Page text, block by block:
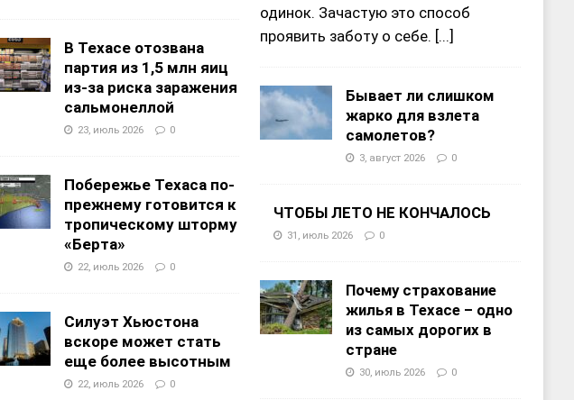
В Техасе отозвана
партия из 1,5 млн яиц
из-за риска заражения
сальмонеллой
23, июль 2026 0
Побережье Техаса по-
прежнему готовится к
тропическому шторму
«Берта»
22, июль 2026 0
Силуэт Хьюстона
вскоре может стать
еще более высотным
22, июль 2026 0
одинок. Зачастую это способ
проявить заботу о себе. [...]
Бывает ли слишком
жарко для взлета
самолетов?
3, август 2026 0
ЧТОБЫ ЛЕТО НЕ КОНЧАЛОСЬ
31, июль 2026 0
Почему страхование
жилья в Техасе – одно
из самых дорогих в
стране
30, июль 2026 0